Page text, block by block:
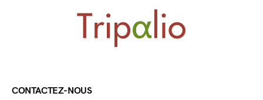
CONTACTEZ-NOUS